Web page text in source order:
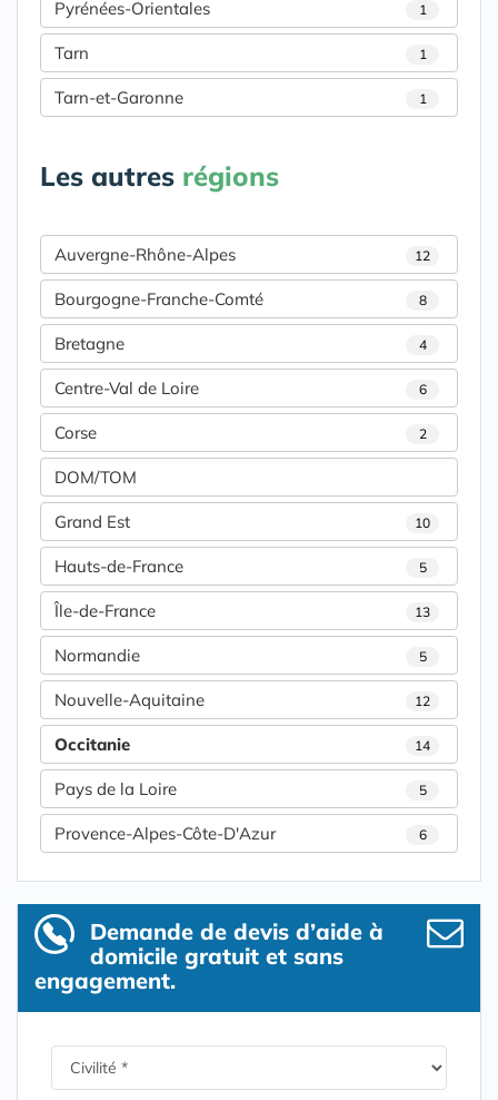
Pyrénées-Orientales 1
Tarn 1
Tarn-et-Garonne 1
Les autres régions
Auvergne-Rhône-Alpes 12
Bourgogne-Franche-Comté 8
Bretagne 4
Centre-Val de Loire 6
Corse 2
DOM/TOM
Grand Est 10
Hauts-de-France 5
Île-de-France 13
Normandie 5
Nouvelle-Aquitaine 12
Occitanie 14
Pays de la Loire 5
Provence-Alpes-Côte-D'Azur 6
Demande de devis d’aide à
domicile gratuit et sans
engagement.